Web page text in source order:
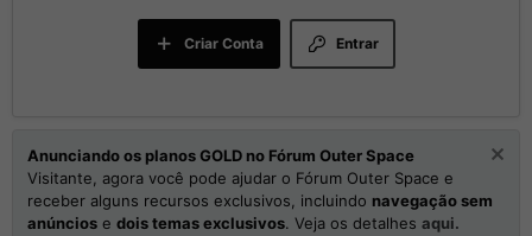
Entrar
Criar Conta
Anunciando os planos GOLD no Fórum Outer Space
Visitante, agora você pode ajudar o Fórum Outer Space e
receber alguns recursos exclusivos, incluindo navegação sem
anúncios e dois temas exclusivos. Veja os detalhes aqui.